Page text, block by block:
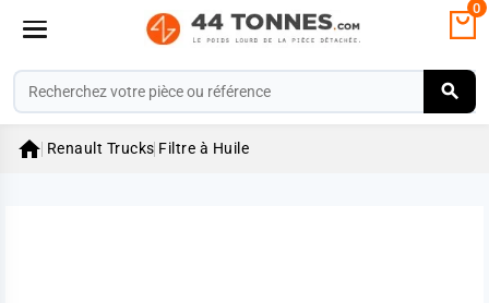
0
 Renault Trucks Filtre à Huile